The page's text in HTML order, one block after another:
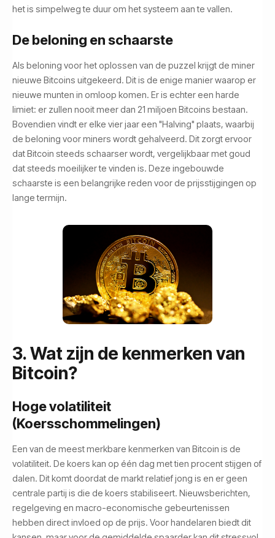
het is simpelweg te duur om het systeem aan te vallen.
De beloning en schaarste
Als beloning voor het oplossen van de puzzel krijgt de miner
nieuwe Bitcoins uitgekeerd. Dit is de enige manier waarop er
nieuwe munten in omloop komen. Er is echter een harde
limiet: er zullen nooit meer dan 21 miljoen Bitcoins bestaan.
Bovendien vindt er elke vier jaar een "Halving" plaats, waarbij
de beloning voor miners wordt gehalveerd. Dit zorgt ervoor
dat Bitcoin steeds schaarser wordt, vergelijkbaar met goud
dat steeds moeilijker te vinden is. Deze ingebouwde
schaarste is een belangrijke reden voor de prijsstijgingen op
lange termijn.
3. Wat zijn de kenmerken van
Bitcoin?
Hoge volatiliteit
(Koersschommelingen)
Een van de meest merkbare kenmerken van Bitcoin is de
volatiliteit. De koers kan op één dag met tien procent stijgen of
dalen. Dit komt doordat de markt relatief jong is en er geen
centrale partij is die de koers stabiliseert. Nieuwsberichten,
regelgeving en macro-economische gebeurtenissen
hebben direct invloed op de prijs. Voor handelaren biedt dit